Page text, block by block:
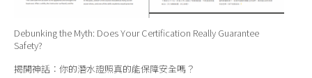
Debunking the Myth: Does Your Certification Really Guarantee
Safety?
揭開神話：你的潛水證照真的能保障安全嗎？